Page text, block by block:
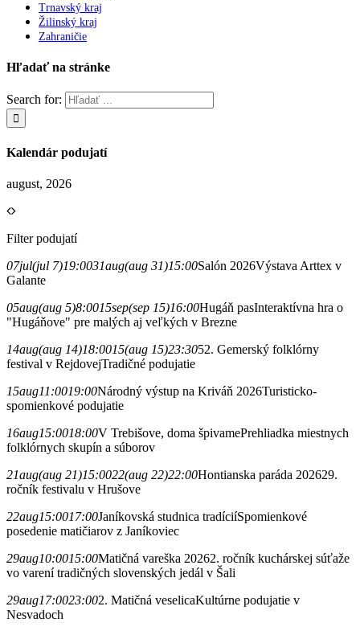
Trnavský kraj
Žilinský kraj
Zahraničie
Hľadať na stránke
Search for:
Kalendár podujatí
august, 2026
Filter podujatí
07jul(jul 7)19:0031aug(aug 31)15:00Salón 2026Výstava Arttex v
Galante
05aug(aug 5)8:0015sep(sep 15)16:00Hugáň pasInteraktívna hra o
"Hugáňove" pre malých aj veľkých v Brezne
14aug(aug 14)18:0015(aug 15)23:3052. Gemerský folklórny
festival v RejdovejTradičné podujatie
15aug11:0019:00Národný výstup na Kriváň 2026Turisticko-
spomienkové podujatie
16aug15:0018:00V Trebišove, doma špivamePrehliadka miestnych
folklórnych skupín a súborov
21aug(aug 21)15:0022(aug 22)22:00Hontianska paráda 202629.
ročník festivalu v Hrušove
22aug15:0017:00Janíkovská studnica tradíciíSpomienkové
posedenie matičiarov z Janíkoviec
29aug10:0015:00Matičná vareška 20262. ročník kuchárskej súťaže
vo varení tradičných slovenských jedál v Šali
29aug17:0023:002. Matičná veselicaKultúrne podujatie v
Nesvadoch